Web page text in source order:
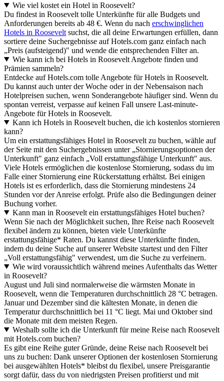
Wie viel kostet ein Hotel in Roosevelt?
Du findest in Roosevelt tolle Unterkünfte für alle Budgets und
Anforderungen bereits ab 48 €. Wenn du nach erschwinglichen
Hotels in Roosevelt suchst, die all deine Erwartungen erfüllen, dann
sortiere deine Suchergebnisse auf Hotels.com ganz einfach nach
„Preis (aufsteigend)" und wende die entsprechenden Filter an.
Wie kann ich bei Hotels in Roosevelt Angebote finden und
Prämien sammeln?
Entdecke auf Hotels.com tolle Angebote für Hotels in Roosevelt.
Du kannst auch unter der Woche oder in der Nebensaison nach
Hotelpreisen suchen, wenn Sonderangebote häufiger sind. Wenn du
spontan verreist, verpasse auf keinen Fall unsere Last-minute-
Angebote für Hotels in Roosevelt.
Kann ich Hotels in Roosevelt buchen, die ich kostenlos stornieren
kann?
Um ein erstattungsfähiges Hotel in Roosevelt zu buchen, wähle auf
der Seite mit den Suchergebnissen unter „Stornierungsoptionen der
Unterkunft" ganz einfach „Voll erstattungsfähige Unterkunft" aus.
Viele Hotels ermöglichen die kostenlose Stornierung, sodass du im
Falle einer Stornierung eine Rückerstattung erhältst. Bei einigen
Hotels ist es erforderlich, dass die Stornierung mindestens 24
Stunden vor der Anreise erfolgt. Prüfe also die Bedingungen deiner
Buchung vorher.
Kann man in Roosevelt ein erstattungsfähiges Hotel buchen?
Wenn Sie nach der Möglichkeit suchen, Ihre Reise nach Roosevelt
flexibel ändern zu können, bieten viele Unterkünfte
erstattungsfähige* Raten. Du kannst diese Unterkünfte finden,
indem du deine Suche auf unserer Website startest und den Filter
„Voll erstattungsfähig" verwendest, um die Suche zu verfeinern.
Wie wird voraussichtlich während meines Aufenthalts das Wetter
in Roosevelt?
August und Juli sind normalerweise die wärmsten Monate in
Roosevelt, wenn die Temperaturen durchschnittlich 28 °C betragen.
Januar und Dezember sind die kältesten Monate, in denen die
Temperatur durchschnittlich bei 11 °C liegt. Mai und Oktober sind
die Monate mit dem meisten Regen.
Weshalb sollte ich die Unterkunft für meine Reise nach Roosevelt
mit Hotels.com buchen?
Es gibt eine Reihe guter Gründe, deine Reise nach Roosevelt bei
uns zu buchen: Dank unserer Optionen der kostenlosen Stornierung
bei ausgewählten Hotels* bleibst du flexibel, unsere Preisgarantie
sorgt dafür, dass du von niedrigsten Preisen profitierst und mit